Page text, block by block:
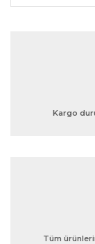
Bu ürünün
Ürün
Kargo
Tüm